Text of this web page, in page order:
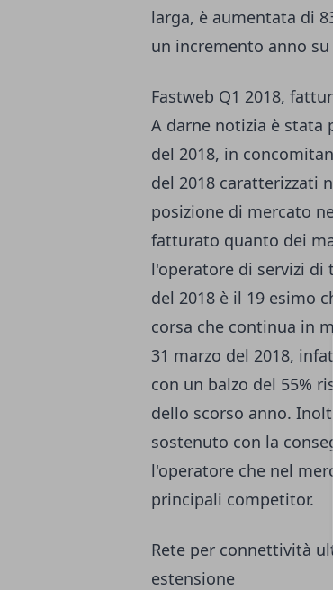
larga, è aumentata di
un incremento anno
Fastweb Q1 2018,
A darne notizia è stata
del 2018, in
del 2018 caratterizzati
posizione di mercato
fatturato quanto dei
l'operatore di servizi
del 2018 è il 19 esimo
corsa che continua in
31 marzo del 2018,
con un balzo del 55%
dello scorso anno.
sostenuto con la
l'operatore che nel
principali competitor.
Rete per connettività
estensione